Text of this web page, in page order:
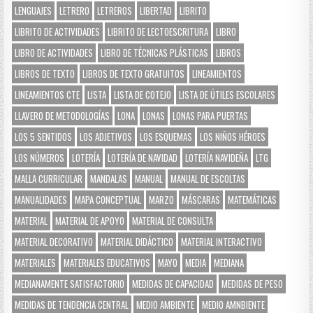
LENGUAJES
LETRERO LETREROS LIBERTAD
LIBRITO
LIBRITO DE ACTIVIDADES
LIBRITO DE LECTOESCRITURA LIBRO
LIBRO DE ACTIVIDADES
LIBRO DE TÉCNICAS PLÁSTICAS
LIBROS
LIBROS DE TEXTO
LIBROS DE TEXTO GRATUITOS
LINEAMIENTOS
LINEAMIENTOS CTE LISTA LISTA DE COTEJO
LISTA DE ÚTILES ESCOLARES
LLAVERO DE METODOLOGÍAS
LONA LONAS
LONAS PARA PUERTAS
LOS 5 SENTIDOS
LOS ADJETIVOS LOS ESQUEMAS
LOS NIÑOS HÉROES
LOS NÚMEROS
LOTERÍA LOTERÍA DE NAVIDAD LOTERÍA NAVIDEÑA LTG
MALLA CURRICULAR
MANDALAS MANUAL MANUAL DE ESCOLTAS
MANUALIDADES
MAPA CONCEPTUAL MARZO MÁSCARAS
MATEMÁTICAS
MATERIAL MATERIAL DE APOYO
MATERIAL DE CONSULTA
MATERIAL DECORATIVO
MATERIAL DIDÁCTICO
MATERIAL INTERACTIVO
MATERIALES
MATERIALES EDUCATIVOS MAYO MEDIA MEDIANA
MEDIANAMENTE SATISFACTORIO
MEDIDAS DE CAPACIDAD
MEDIDAS DE PESO
MEDIDAS DE TENDENCIA CENTRAL MEDIO AMBIENTE MEDIO AMNBIENTE